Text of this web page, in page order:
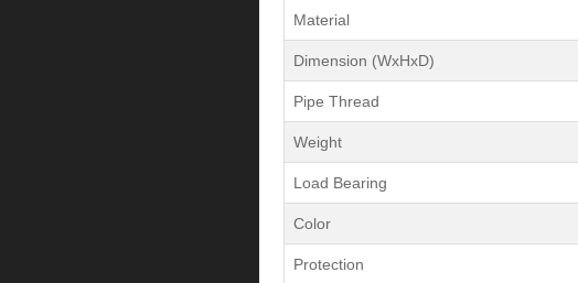
Material
Dimension (WxHxD)
Pipe Thread
Weight
Load Bearing
Color
Protection